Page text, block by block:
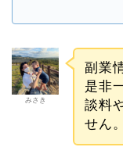
みさき
副業
是非
談料
せん。